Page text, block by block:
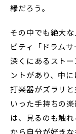
縁だろう。
その中でも絶大
ビティ「ドラム
深くにあるスト
ントがあり、中
打楽器がズラリ
いった手持ちの
は、見るのも触